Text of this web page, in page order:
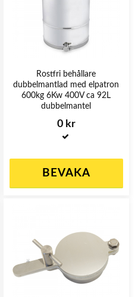
Rostfri behållare
dubbelmantlad med elpatron
600kg 6Kw 400V ca 92L
dubbelmantel
0 kr
BEVAKA